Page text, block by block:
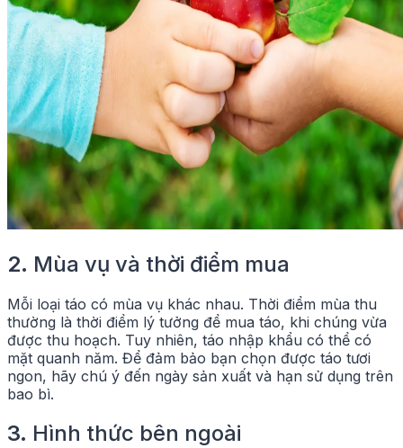
2. Mùa vụ và thời điểm mua
Mỗi loại táo có mùa vụ khác nhau. Thời điểm mùa thu
thường là thời điểm lý tưởng để mua táo, khi chúng vừa
được thu hoạch. Tuy nhiên, táo nhập khẩu có thể có
mặt quanh năm. Để đảm bảo bạn chọn được táo tươi
ngon, hãy chú ý đến ngày sản xuất và hạn sử dụng trên
bao bì.
3. Hình thức bên ngoài